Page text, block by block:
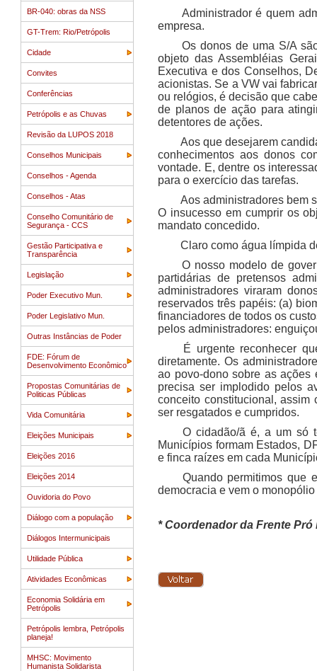
BR-040: obras da NSS
GT-Trem: Rio/Petrópolis
Cidade
Convites
Conferências
Petrópolis e as Chuvas
Revisão da LUPOS 2018
Conselhos Municipais
Conselhos - Agenda
Conselhos - Atas
Conselho Comunitário de
Segurança - CCS
Gestão Participativa e
Transparência
Legislação
Poder Executivo Mun.
Poder Legislativo Mun.
Outras Instâncias de Poder
FDE: Fórum de
Desenvolvimento Econômico
Propostas Comunitárias de
Politicas Públicas
Vida Comunitária
Eleições Municipais
Eleições 2016
Eleições 2014
Ouvidoria do Povo
Diálogo com a população
Diálogos Intermunicipais
Utilidade Pública
Atividades Econômicas
Economia Solidária em
Petrópolis
Petrópolis lembra, Petrópolis
planeja!
MHSC: Movimento
Humanista Solidarista
Administrador é quem
empresa.
Os donos de uma S/A
objeto das Assembléias
Executiva e dos Conselhos,
acionistas. Se a VW vai
ou relógios, é decisão que
de planos de ação para
detentores de ações.
Aos que desejarem
conhecimentos aos donos
vontade. E, dentre os
para o exercício das tarefas.
Aos administradores bem
O insucesso em cumprir os
mandato concedido.
Claro como água límpida
O nosso modelo de
partidárias de pretensos
administradores viraram
reservados três papéis: (a)
financiadores de todos os
pelos administradores:
É urgente reconhecer
diretamente. Os
ao povo-dono sobre as ações
precisa ser implodido pelos
conceito constitucional, assim
ser resgatados e cumpridos.
O cidadão/ã é, a um só
Municípios formam Estados,
e finca raízes em cada
Quando permitimos que
democracia e vem o
* Coordenador da Frente Pró